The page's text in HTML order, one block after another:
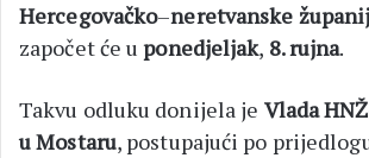
Hercegovačko–neretvanske
započet će uponedjeljak, 8. rujna.
Takvu odluku donijela je Vlada
u Mostaru, postupajući po